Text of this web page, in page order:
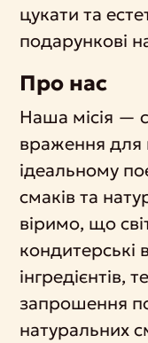
цукати та
подарункові
Про нас
Наша місія —
враження для
ідеальному
смаків та
віримо, що
кондитерські
інгредієнтів,
запрошення
натуральних